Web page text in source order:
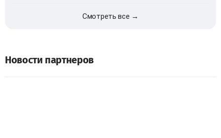
Смотреть все →
Новости партнеров